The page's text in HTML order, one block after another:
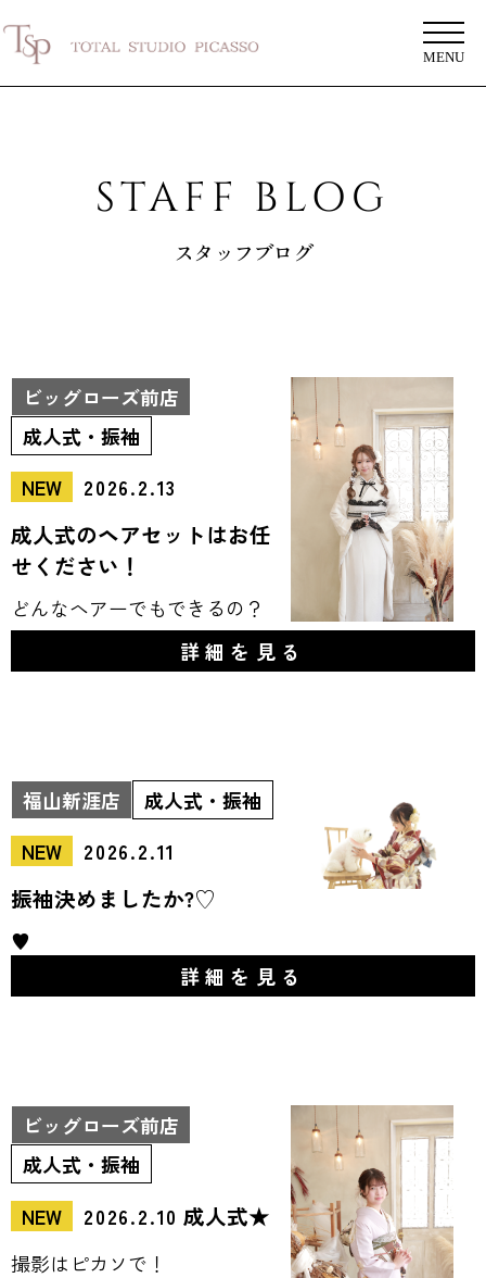
MENU
STAFF BLOG
スタッフブログ
ビッグローズ前店
成人式・振袖
NEW
2026.2.13
成人式のヘアセットはお任
せください！
どんなヘアーでもできるの？
詳細を見る
福山新涯店
成人式・振袖
NEW
2026.2.11
振袖決めましたか?♡
♥
詳細を見る
ビッグローズ前店
成人式・振袖
NEW
2026.2.10 成人式★
撮影はピカソで！